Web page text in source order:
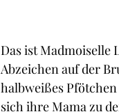
Das ist Madmoiselle
Abzeichen auf der
halbweißes
sich ihre Mama zu